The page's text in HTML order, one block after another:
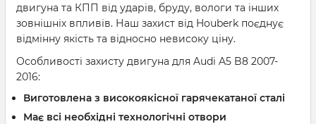
двигуна та КПП від ударів, бруду, вологи та інших
зовнішніх впливів. Наш захист від Houberk поєднує
відмінну якість та відносно невисоку ціну.
Особливості захисту двигуна для Audi A5 B8 2007-
2016:
Виготовлена ​​з високоякісної гарячекатаної сталі
Має всі необхідні технологічні отвори